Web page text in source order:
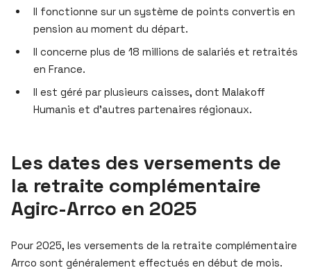
Il fonctionne sur un système de points convertis en
pension au moment du départ.
Il concerne plus de 18 millions de salariés et retraités
en France.
Il est géré par plusieurs caisses, dont Malakoff
Humanis et d’autres partenaires régionaux.
Les dates des versements de
la retraite complémentaire
Agirc-Arrco en 2025
Pour 2025, les versements de la retraite complémentaire
Arrco sont généralement effectués en début de mois.